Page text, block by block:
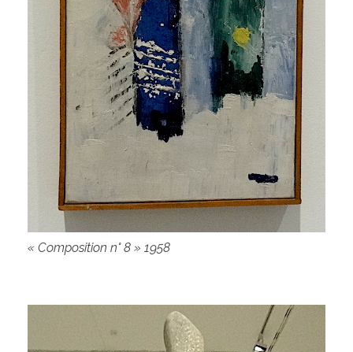
« Composition n° 8 » 1958